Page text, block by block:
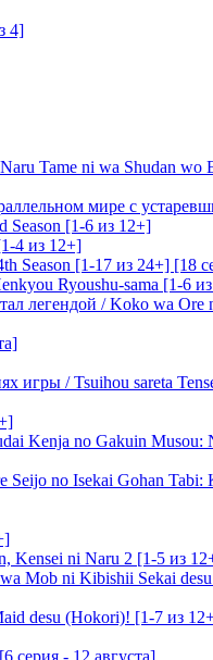
4]
Tame ni wa Shudan wo
мире с
Season [1-6 из 12+]
4 из 12+]
Season [1-17 из 24+] [18
Ryoushu-sama [1-6
легендой / Koko wa
/ Tsuihou sareta
Kenja no Gakuin Musou:
Seijo no Isekai Gohan
Kensei ni Naru 2 [1-5 из
Mob ni Kibishii Sekai
desu (Hokori)! [1-7 из
серия - 12 августа]